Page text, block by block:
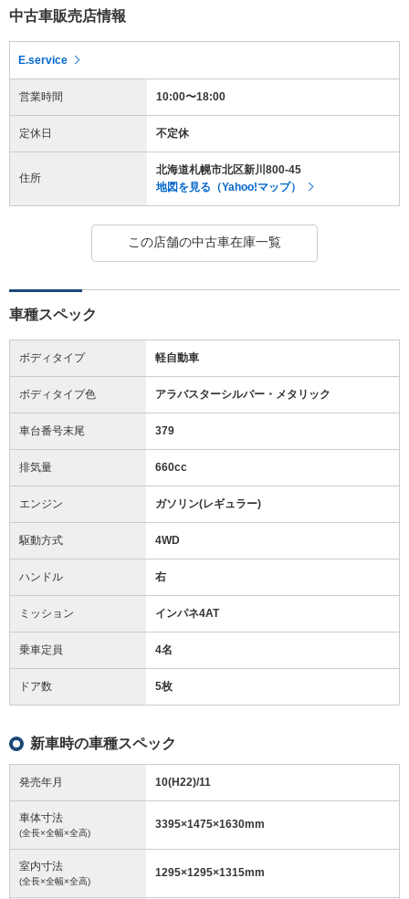
中古車販売店情報
E.service
営業時間 10:00〜18:00
定休日 不定休
住所
北海道札幌市北区新川800-45
地図を見る（Yahoo!マップ）
この店舗の中古車在庫一覧
車種スペック
ボディタイプ 軽自動車
ボディタイプ色 アラバスターシルバー・メタリック
車台番号末尾 379
排気量 660cc
エンジン ガソリン(レギュラー)
駆動方式 4WD
ハンドル 右
ミッション インパネ4AT
乗車定員 4名
ドア数 5枚
新車時の車種スペック
発売年月 10(H22)/11
車体寸法
(全長×全幅×全高)
3395×1475×1630mm
室内寸法
(全長×全幅×全高)
1295×1295×1315mm